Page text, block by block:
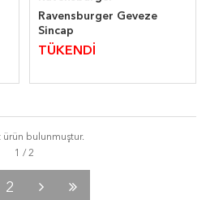
Ravensburger Geveze
Sincap
TÜKENDİ
ürün bulunmuştur.
2